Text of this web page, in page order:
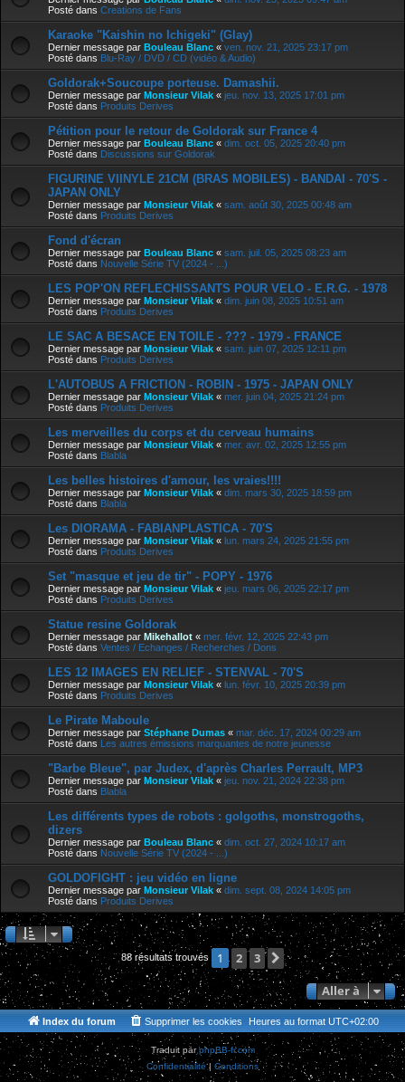
Posté dans Creations de Fans
Karaoke "Kaishin no Ichigeki" (Glay)
Dernier message par Bouleau Blanc « ven. nov. 21, 2025 23:17 pm
Posté dans Blu-Ray / DVD / CD (vidéo & Audio)
Goldorak+Soucoupe porteuse. Damashii.
Dernier message par Monsieur Vilak « jeu. nov. 13, 2025 17:01 pm
Posté dans Produits Derives
Pétition pour le retour de Goldorak sur France 4
Dernier message par Bouleau Blanc « dim. oct. 05, 2025 20:40 pm
Posté dans Discussions sur Goldorak
FIGURINE VIINYLE 21CM (BRAS MOBILES) - BANDAI - 70'S -
JAPAN ONLY
Dernier message par Monsieur Vilak « sam. août 30, 2025 00:48 am
Posté dans Produits Derives
Fond d'écran
Dernier message par Bouleau Blanc « sam. juil. 05, 2025 08:23 am
Posté dans Nouvelle Série TV (2024 - ...)
LES POP'ON REFLECHISSANTS POUR VELO - E.R.G. - 1978
Dernier message par Monsieur Vilak « dim. juin 08, 2025 10:51 am
Posté dans Produits Derives
LE SAC A BESACE EN TOILE - ??? - 1979 - FRANCE
Dernier message par Monsieur Vilak « sam. juin 07, 2025 12:11 pm
Posté dans Produits Derives
L'AUTOBUS A FRICTION - ROBIN - 1975 - JAPAN ONLY
Dernier message par Monsieur Vilak « mer. juin 04, 2025 21:24 pm
Posté dans Produits Derives
Les merveilles du corps et du cerveau humains
Dernier message par Monsieur Vilak « mer. avr. 02, 2025 12:55 pm
Posté dans Blabla
Les belles histoires d'amour, les vraies!!!!
Dernier message par Monsieur Vilak « dim. mars 30, 2025 18:59 pm
Posté dans Blabla
Les DIORAMA - FABIANPLASTICA - 70'S
Dernier message par Monsieur Vilak « lun. mars 24, 2025 21:55 pm
Posté dans Produits Derives
Set "masque et jeu de tir" - POPY - 1976
Dernier message par Monsieur Vilak « jeu. mars 06, 2025 22:17 pm
Posté dans Produits Derives
Statue resine Goldorak
Dernier message par Mikehallot « mer. févr. 12, 2025 22:43 pm
Posté dans Ventes / Echanges / Recherches / Dons
LES 12 IMAGES EN RELIEF - STENVAL - 70'S
Dernier message par Monsieur Vilak « lun. févr. 10, 2025 20:39 pm
Posté dans Produits Derives
Le Pirate Maboule
Dernier message par Stéphane Dumas « mar. déc. 17, 2024 00:29 am
Posté dans Les autres émissions marquantes de notre jeunesse
"Barbe Bleue", par Judex, d'après Charles Perrault, MP3
Dernier message par Monsieur Vilak « jeu. nov. 21, 2024 22:38 pm
Posté dans Blabla
Les différents types de robots : golgoths, monstrogoths,
dizers
Dernier message par Bouleau Blanc « dim. oct. 27, 2024 10:17 am
Posté dans Nouvelle Série TV (2024 - ...)
GOLDOFIGHT : jeu vidéo en ligne
Dernier message par Monsieur Vilak « dim. sept. 08, 2024 14:05 pm
Posté dans Produits Derives
88 résultats trouvés 1 2 3
Suivante
Aller à
Index du forum Heures au format UTC+02:00
Supprimer les cookies
Traduit parphpBB-fr.com
Confidentialité| Conditions